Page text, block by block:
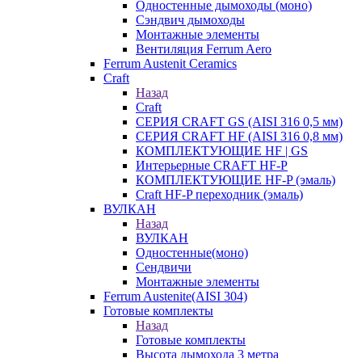
Одностенные дымоходы (моно)
Сэндвич дымоходы
Монтажные элементы
Вентиляция Ferrum Aero
Ferrum Austenit Ceramics
Craft
Назад
Craft
СЕРИЯ CRAFT GS (AISI 316 0,5 мм)
СЕРИЯ CRAFT HF (AISI 316 0,8 мм)
КОМПЛЕКТУЮЩИЕ HF | GS
Интерьерные CRAFT HF-P
КОМПЛЕКТУЮЩИЕ HF-P (эмаль)
Craft HF-P переходник (эмаль)
ВУЛКАН
Назад
ВУЛКАН
Одностенные(моно)
Сендвичи
Монтажные элементы
Ferrum Austenite(AISI 304)
Готовые комплекты
Назад
Готовые комплекты
Высота дымохода 3 метра